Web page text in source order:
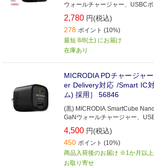
ウォールチャージャー、USBC
2,780 円(税込)
278 ポイント (10%)
最短 8/8(土) にお届け
在庫あり
MICRODIA PDチャージャ
er Delivery対応 /Smart IC
ム) 採用］ 56846
(黒) MICRODIA SmartCube
GaNウォールチャージャー、
4,500 円(税込)
450 ポイント (10%)
商品入荷後のお届け ※1か月以
お取り寄せ